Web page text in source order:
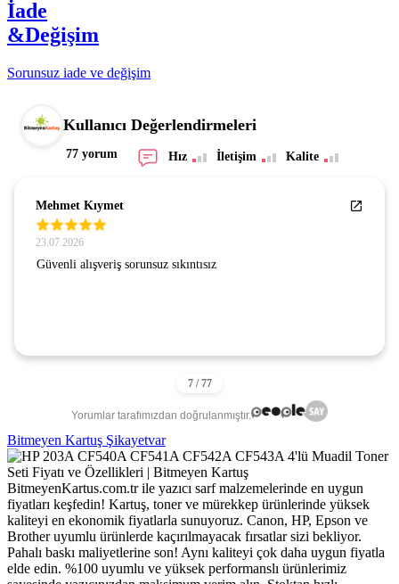
İade
&Değişim
Sorunsuz iade ve değişim
Kullanıcı Değerlendirmeleri
77 yorum Hız İletişim Kalite
Mehmet Kıymet
23.07.2026
Güvenli alışveriş sorunsuz sıkıntısız
Yorumlar tarafımızdan doğrulanmıştır.
Bitmeyen Kartuş Şikayetvar
BitmeyenKartus.com.tr ile yazıcı sarf malzemelerinde en uygun
fiyatları keşfedin! Kartuş, toner ve mürekkep ürünlerinde yüksek
kaliteyi en ekonomik fiyatlarla sunuyoruz. Canon, HP, Epson ve
Brother uyumlu ürünlerde kaçırılmayacak fırsatlar sizi bekliyor.
Pahalı baskı maliyetlerine son! Aynı kaliteyi çok daha uygun fiyatla
elde edin. %100 uyumlu ve yüksek performanslı ürünlerimiz